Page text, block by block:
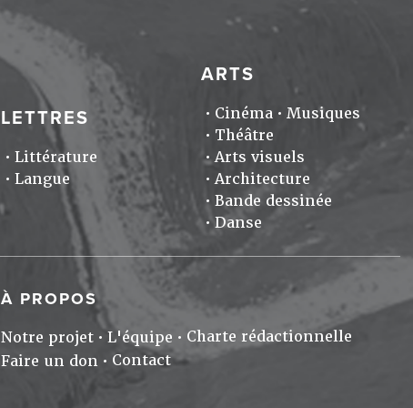
LETTRES
Littérature
Langue
ARTS
Cinéma
Musiques
Théâtre
Arts visuels
Architecture
Bande dessinée
Danse
À PROPOS
Notre projet L'équipe
Charte rédactionnelle
Faire un don
Contact